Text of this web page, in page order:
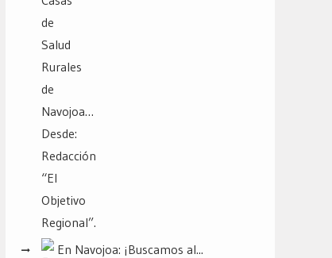
En Navojoa: ¡Buscamos al...